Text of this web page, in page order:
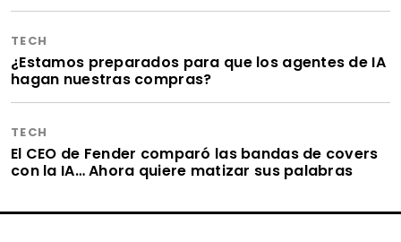
TECH
¿Estamos preparados para que los agentes de IA
hagan nuestras compras?
TECH
El CEO de Fender comparó las bandas de covers
con la IA… Ahora quiere matizar sus palabras